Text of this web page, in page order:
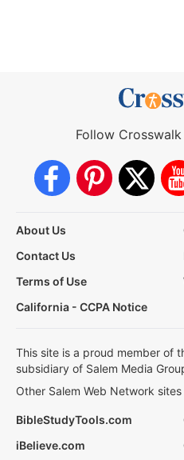
Follow
About Us
Contact Us
Terms of Use
California - CCPA Notice
This site is a proud member of
subsidiary of Salem Media
Other Salem Web Network
BibleStudyTools.com
iBelieve.com